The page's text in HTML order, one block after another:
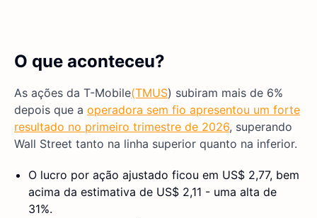
O que aconteceu?
As ações da T-Mobile(TMUS) subiram mais de 6%
depois que a operadora sem fio apresentou um forte
resultado no primeiro trimestre de 2026, superando
Wall Street tanto na linha superior quanto na inferior.
O lucro por ação ajustado ficou em US$ 2,77, bem
acima da estimativa de US$ 2,11 - uma alta de
31%.